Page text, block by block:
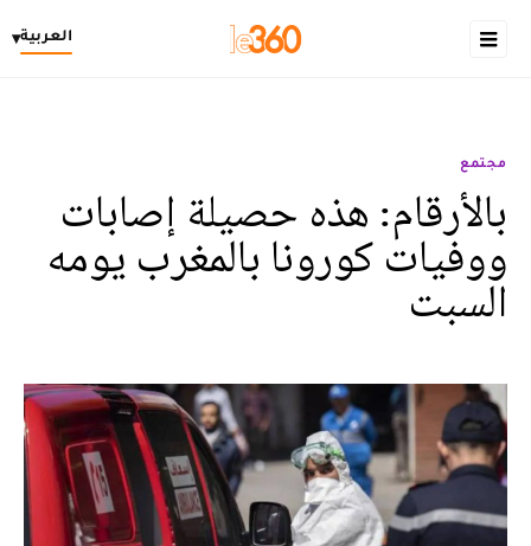
العربية▾
مجتمع
بالأرقام: هذه حصيلة إصابات
ووفيات كورونا بالمغرب يومه
السبت